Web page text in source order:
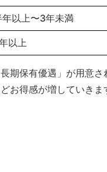
年以上〜3年未満
以上
期保有優遇」が用意
お得感が増していきま